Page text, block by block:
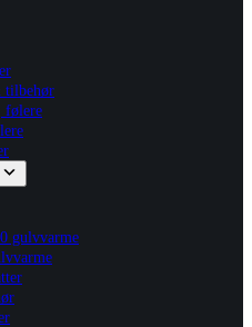
tilbehør
følere
gulvvarme